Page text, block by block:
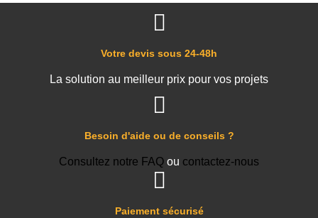
Paiement sécurisé
Besoin d'aide ou de conseils ?
Consultez notre FAQ ou contactez-nous
Votre devis sous 24-48h
La solution au meilleur prix pour vos projets